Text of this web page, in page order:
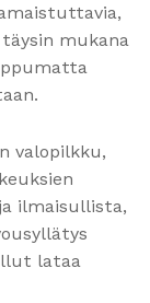
mukana
valopilkku,
ilmaisullista,
lataa